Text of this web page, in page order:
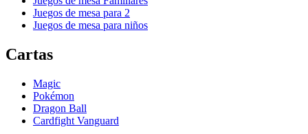
Juegos de mesa para 2
Juegos de mesa para niños
Cartas
Magic
Pokémon
Dragon Ball
Cardfight Vanguard